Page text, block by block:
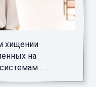
хищении
на
...